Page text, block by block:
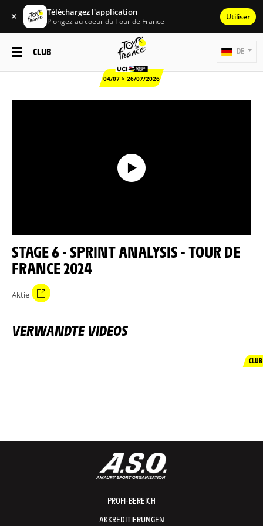
✕ Téléchargez l'application
Plongez au coeur du Tour de France Utiliser
CLUB
04/07 > 26/07/2026
DE
STAGE 6 - SPRINT ANALYSIS - TOUR DE
FRANCE 2024
Aktie
VERWANDTE VIDEOS
CLUB
PROFI-BEREICH
AKKREDITIERUNGEN